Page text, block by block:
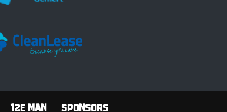
12e man Sponsors